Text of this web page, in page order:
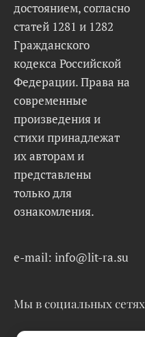
достоянием, согласно
статей 1281 и 1282
Гражданского
кодекса Российской
Федерации. Права на
современные
произведения и
стихи принадлежат
их авторам и
представлены
только для
ознакомления.
e-mail: info@lit-ra.su
Мы в социальных сетях